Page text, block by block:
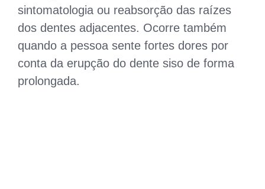
sintomatologia ou reabsorção das raízes
dos dentes adjacentes. Ocorre também
quando a pessoa sente fortes dores por
conta da erupção do dente siso de forma
prolongada.